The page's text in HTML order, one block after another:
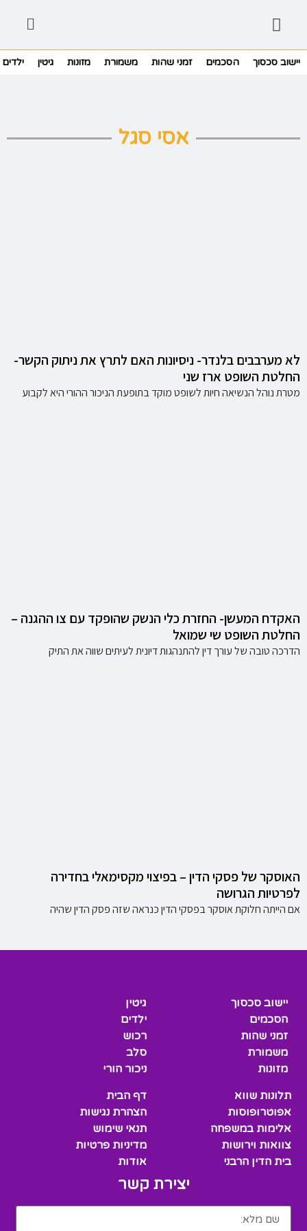
יישוב סכסוך הסכמים זמני שהות משמורת מזונות גיטין ילדים
אסי סגל
לא מערבבים בלנדר- ניסיונות האם לתרץ את ניתוק הקשר-
החלטת השופט ארז שני
מטרת נוהל הנשיאה חיות לשופט מוקד בתופעת הניכור ההורי היא לקבוע
האקדח המעשן- החזרת כלי הנשק שהופקד עם צו ההגנה –
החלטת השופט שי שמואל
הדרכה טובה של עורך דין להתנהגות דיונית לעיתים שווה את התיק
האוסקר של פסקי הדין – בפיצוי מקסימאלי בחדירה
לפרטיות הגרושה
אם הייתה חלוקת אוסקר בפסקי הדין כנראה שזה פסק הדין שהיה
יישוב סכסוך
הסכמים
זמני שהות
משמורת
מזונות
גיטין
ילדים
רכוש
סלב
ניכור הורי
תלונות שווא
אפוטרופוסות
אלימות במשפחה
צוואות וירושות
בית הדין הרבני
דף הבית
הצהרת נגישות
תנאי שימוש
מדיניות פרטיות
אודות
יצירת קשר